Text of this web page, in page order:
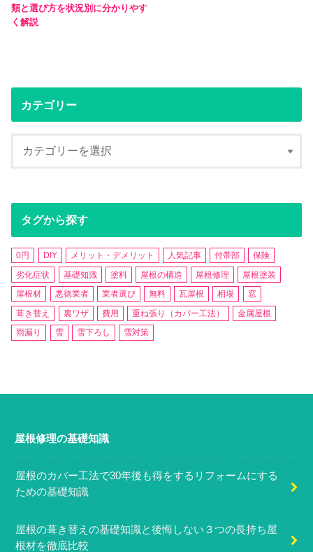
類と選び方を状況別に分かりやす
く解説
カテゴリー
タグから探す
0円 DIY メリット・デメリット 人気記事 付帯部
保険
劣化症状
基礎知識 塗料 屋根の構造 屋根修理
屋根塗装
屋根材
悪徳業者 業者選び 無料 瓦屋根 相場
窓
葺き替え
裏ワザ 費用 重ね張り（カバー工法）
金属屋根
雨漏り
雪 雪下ろし 雪対策
屋根修理の基礎知識
屋根のカバー工法で30年後も得をするリフォームにする
ための基礎知識
屋根の葺き替えの基礎知識と後悔しない３つの長持ち屋
根材を徹底比較